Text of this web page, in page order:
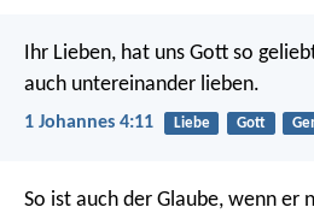
Ihr Lieben, hat uns Gott so
auch untereinander lieben.
1 Johannes 4:11 Liebe Gott
So ist auch der Glaube, wenn er